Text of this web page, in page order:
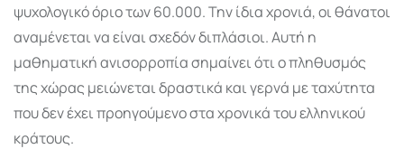
ψυχολογικό όριο των 60.000. Την ίδια χρονιά, οι θάνατοι
αναμένεται να είναι σχεδόν διπλάσιοι. Αυτή η
μαθηματική ανισορροπία σημαίνει ότι ο πληθυσμός
της χώρας μειώνεται δραστικά και γερνά με ταχύτητα
που δεν έχει προηγούμενο στα χρονικά του ελληνικού
κράτους.